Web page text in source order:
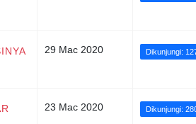
29 Mac 2020 Dikunjungi:
23 Mac 2020 Dikunjungi: